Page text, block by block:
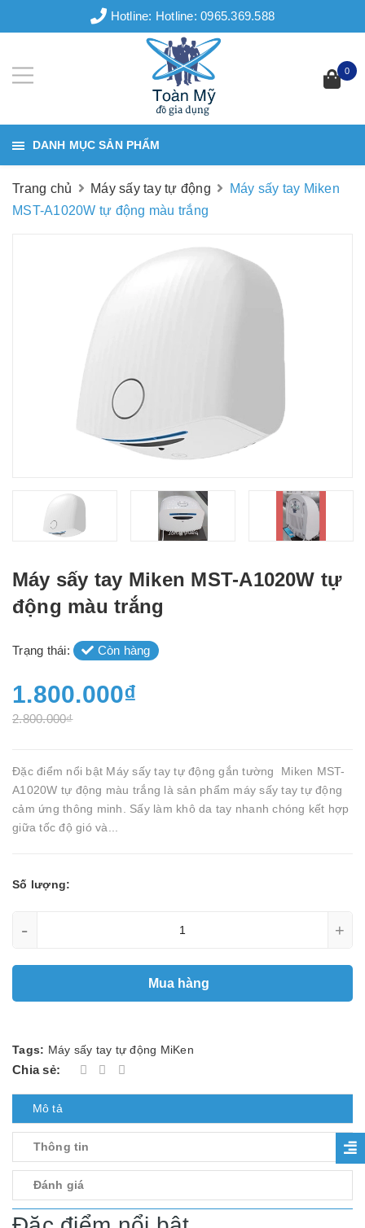
Hotline: Hotline: 0965.369.588
0
DANH MỤC SẢN PHẨM
Trang chủ Máy sấy tay tự động
Máy sấy tay Miken
MST-A1020W tự động màu trắng
Máy sấy tay Miken MST-A1020W tự
động màu trắng
Trạng thái: Còn hàng
1.800.000₫
2.800.000₫
Đặc điểm nổi bật Máy sấy tay tự động gắn tường Miken MST-
A1020W tự động màu trắng là sản phẩm máy sấy tay tự động
cảm ứng thông minh. Sấy làm khô da tay nhanh chóng kết hợp
giữa tốc độ gió và...
Số lượng:
- +
Mua hàng
Tags: Máy sấy tay tự động MiKen
Chia sẻ:
Mô tả
Thông tin
Đánh giá